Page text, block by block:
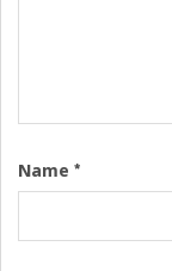
Name *